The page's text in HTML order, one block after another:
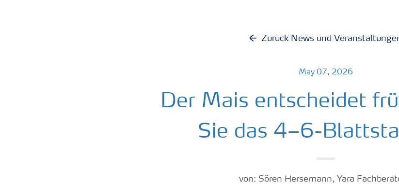
Zurück News und
May 07, 2026
Der Mais entscheidet
Sie das 4–6-
von: Sören Hersemann, Yara